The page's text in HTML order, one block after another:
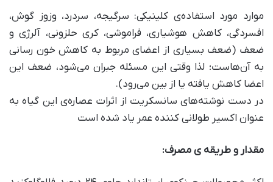
موارد مورد استفاده‌ی کلینیکی: سرگیجه، سردرد، وزوز گوش،
افسردگی، کاهش هوشیاری، فراموشی، کری حلزونی، آلرژی و
ضعف (ضعف بسیاری از اعضای مربوط به کاهش خون رسانی
به آن‌هاست؛ لذا وقتی این مسئله جبران می‌شود، ضعف این
اعضا کاهش یافته یا از بین می‌رود).
در دست نوشته‌های سانسکریت از اثرات عصاره‌ی این گیاه به
عنوان اکسیر طولانی کننده عمر یاد شده است
مقدار و طریقه ی مصرف: